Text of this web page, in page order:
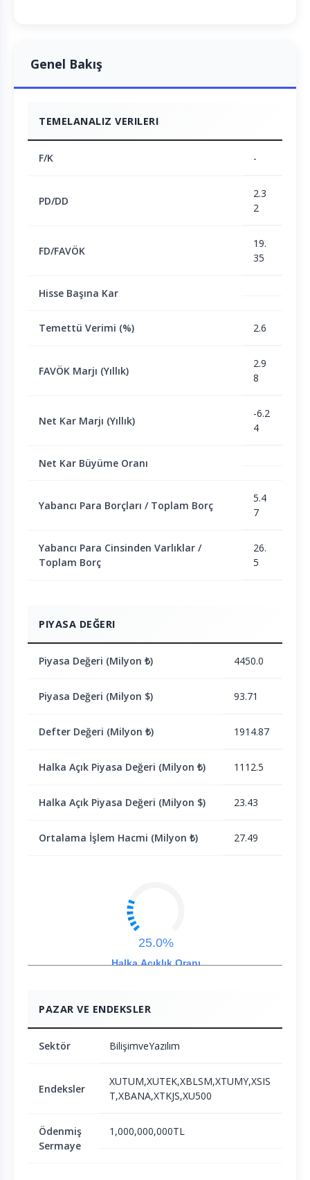
Genel Bakış
TEMELANALIZ VERILERI
F/K -
PD/DD
2.3
2
FD/FAVÖK
19.
35
Hisse Başına Kar
Temettü Verimi (%) 2.6
FAVÖK Marjı (Yıllık)
2.9
8
Net Kar Marjı (Yıllık)
-6.2
4
Net Kar Büyüme Oranı
Yabancı Para Borçları / Toplam Borç
5.4
7
Yabancı Para Cinsinden Varlıklar /
Toplam Borç
26.
5
PIYASA DEĞERI
Piyasa Değeri (Milyon ₺) 4450.0
Piyasa Değeri (Milyon $) 93.71
Defter Değeri (Milyon ₺) 1914.87
Halka Açık Piyasa Değeri (Milyon ₺) 1112.5
Halka Açık Piyasa Değeri (Milyon $) 23.43
Ortalama İşlem Hacmi (Milyon ₺) 27.49
Halka Açıklık Oranı
25.0%
PAZAR VE ENDEKSLER
Sektör BilişimveYazılım
Endeksler
XUTUM,XUTEK,XBLSM,XTUMY,XSIS
T,XBANA,XTKJS,XU500
Ödenmiş
Sermaye
1,000,000,000TL